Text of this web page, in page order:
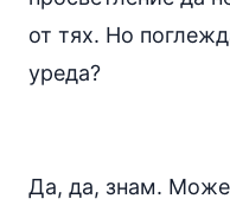
от тях. Но
уреда?
Да, да, знам.